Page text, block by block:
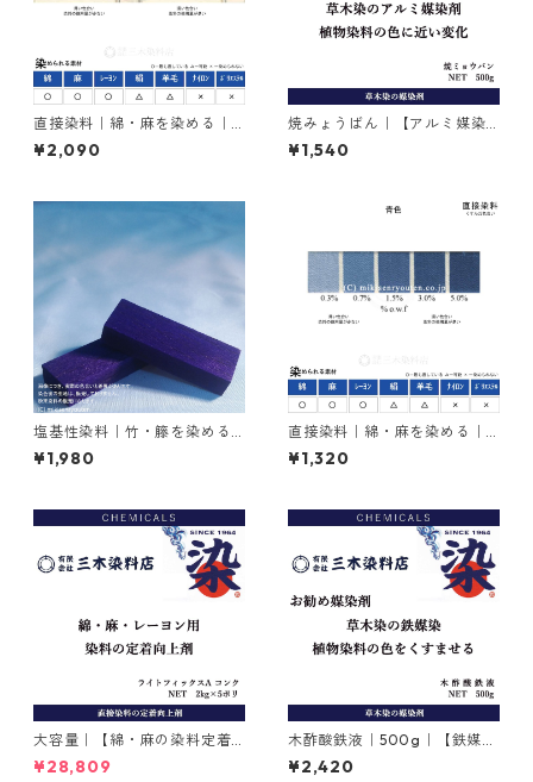
直接染料｜綿・麻を染める｜2
0g｜ダイレクトファストブラ
ックRC（赤みの黒色）
¥2,090
焼みょうばん｜【アルミ媒染
剤】｜500g｜焼ミョウバン
¥1,540
塩基性染料｜竹・籐を染める
｜20g｜メチルバイオレット
ピュアスペシャル（紫色）
¥1,980
直接染料｜綿・麻を染める｜2
0g｜シリアスファストブルー
BGL（青色）
¥1,320
大容量｜【綿・麻の染料定着
向上剤】｜2kg×5本｜ライト
フィックスAコンク
¥28,809
木酢酸鉄液｜500g｜【鉄媒染
剤】
¥2,420